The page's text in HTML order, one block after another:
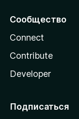
Сообщество
Connect
Contribute
Developer
Подписаться